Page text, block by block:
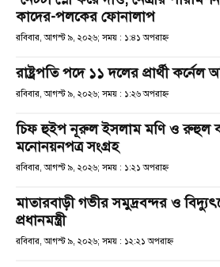
কাদের-পলকের ফোনালাপ
রবিবার, আগস্ট ৯, ২০২৬; সময় : ১:৪১ অপরাহ্ণ
রাষ্ট্রপতি পদে ১১ দলের প্রার্থী কর্নেল
রবিবার, আগস্ট ৯, ২০২৬; সময় : ১:২৬ অপরাহ্ণ
চিফ হুইপ নূরুল ইসলাম মণি ও রুহুল
মনোনয়নপত্র সংগ্রহ
রবিবার, আগস্ট ৯, ২০২৬; সময় : ১:২১ অপরাহ্ণ
মাতারবাড়ী গভীর সমুদ্রবন্দর ও
প্রধানমন্ত্রী
রবিবার, আগস্ট ৯, ২০২৬; সময় : ১২:২১ অপরাহ্ণ